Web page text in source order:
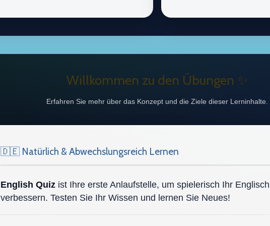
Willkommen zu den Übungen ✨
Erfahren Sie mehr über das Konzept und die Ziele dieser Lerninhalte.
🇩🇪 Natürlich & Abwechslungsreich Lernen
English Quiz ist Ihre erste Anlaufstelle, um spielerisch Ihr
verbessern. Testen Sie Ihr Wissen und lernen Sie Neues!